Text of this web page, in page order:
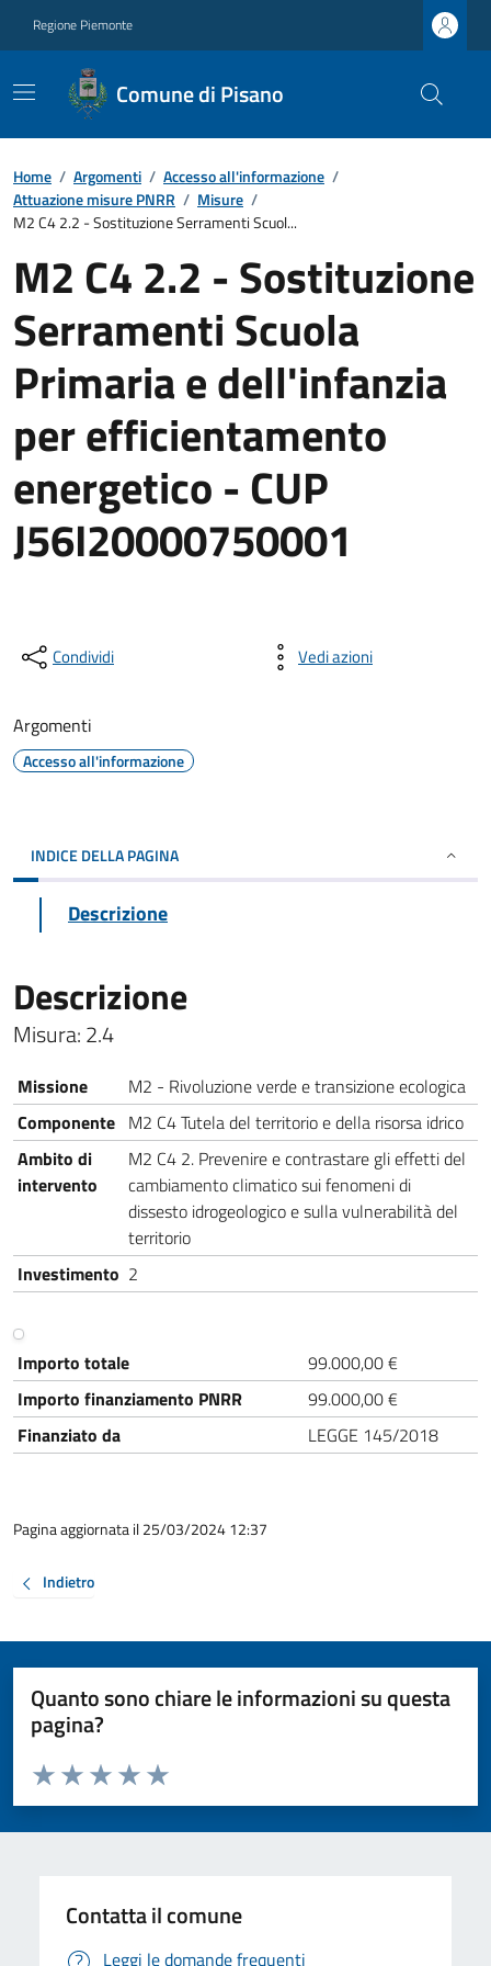
Regione Piemonte
Comune di Pisano
Home / Argomenti / Accesso all'informazione /
Attuazione misure PNRR / Misure /
M2 C4 2.2 - Sostituzione Serramenti Scuol...
M2 C4 2.2 - Sostituzione
Serramenti Scuola
Primaria e dell'infanzia
per efficientamento
energetico - CUP
J56I20000750001
Condividi Vedi azioni
Argomenti
Accesso all'informazione
INDICE DELLA PAGINA
Descrizione
Descrizione
Misura: 2.4
Nome Descrizione
Missione
M2 - Rivoluzione verde e transizione ecologica
Componente M2 C4 Tutela del territorio e della risorsa idrico
Ambito di
intervento
M2 C4 2. Prevenire e contrastare gli effetti del
cambiamento climatico sui fenomeni di
dissesto idrogeologico e sulla vulnerabilità del
territorio
Investimento 2
Nome Descrizione
Importo totale
99.000,00 €
Importo finanziamento PNRR
99.000,00 €
Finanziato da
LEGGE 145/2018
Pagina aggiornata il 25/03/2024 12:37
Indietro
Quanto sono chiare le informazioni su questa
pagina?
Valuta da 1 a 5 stelle la pagina
Valuta 5 stelle su 5
Valuta 4 stelle su 5
Valuta 3 stelle su 5
Valuta 2 stelle su 5
Valuta 1 stelle su 5
Contatta il comune
Leggi le domande frequenti